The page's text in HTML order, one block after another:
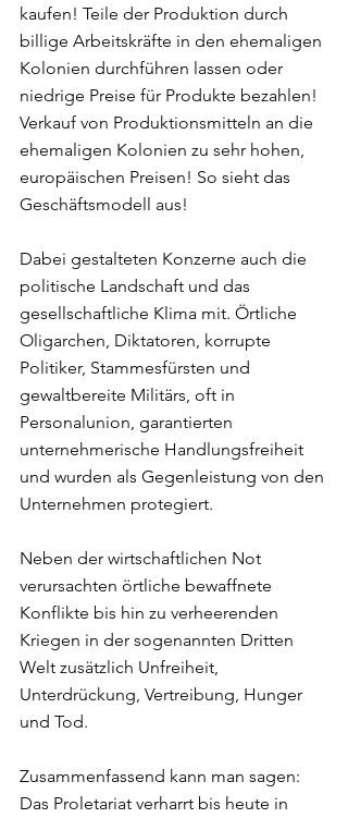
kaufen! Teile der Produktion durch
billige Arbeitskräfte in den ehemaligen
Kolonien durchführen lassen oder
niedrige Preise für Produkte bezahlen!
Verkauf von Produktionsmitteln an die
ehemaligen Kolonien zu sehr hohen,
europäischen Preisen! So sieht das
Geschäftsmodell aus!
Dabei gestalteten Konzerne auch die
politische Landschaft und das
gesellschaftliche Klima mit. Örtliche
Oligarchen, Diktatoren, korrupte
Politiker, Stammesfürsten und
gewaltbereite Militärs, oft in
Personalunion, garantierten
unternehmerische Handlungsfreiheit
und wurden als Gegenleistung von den
Unternehmen protegiert.
Neben der wirtschaftlichen Not
verursachten örtliche bewaffnete
Konflikte bis hin zu verheerenden
Kriegen in der sogenannten Dritten
Welt zusätzlich Unfreiheit,
Unterdrückung, Vertreibung, Hunger
und Tod.
Zusammenfassend kann man sagen:
Das Proletariat verharrt bis heute in